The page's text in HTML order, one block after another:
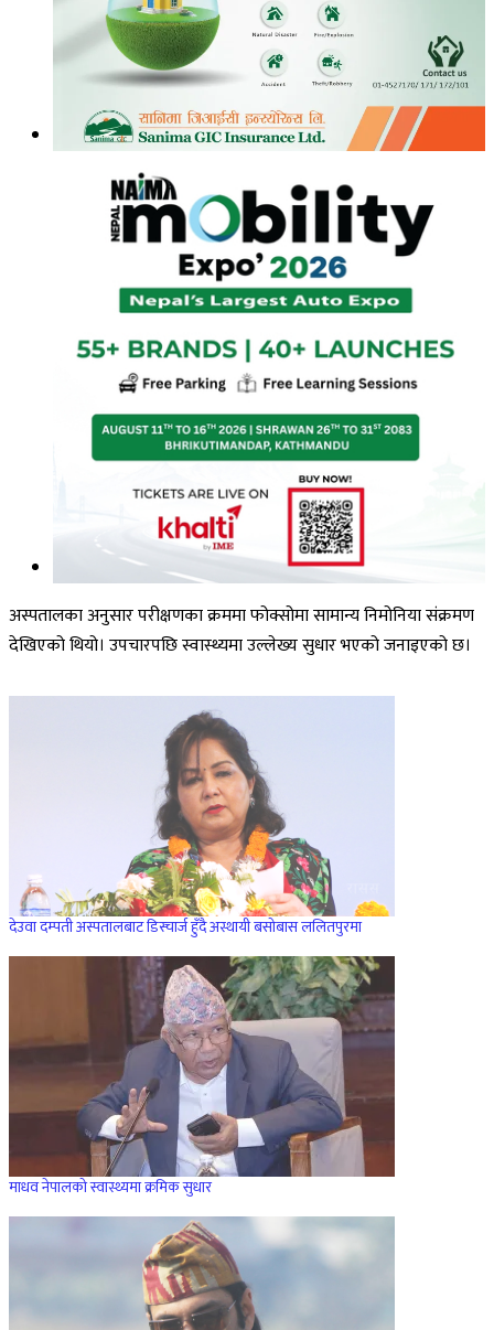
अस्पतालका अनुसार परीक्षणका क्रममा फोक्सोमा सामान्य निमोनिया संक्रमण
देखिएको थियो। उपचारपछि स्वास्थ्यमा उल्लेख्य सुधार भएको जनाइएको छ।
देउवा दम्पती अस्पतालबाट डिस्चार्ज हुँदै अस्थायी बसोबास ललितपुरमा
माधव नेपालको स्वास्थ्यमा क्रमिक सुधार